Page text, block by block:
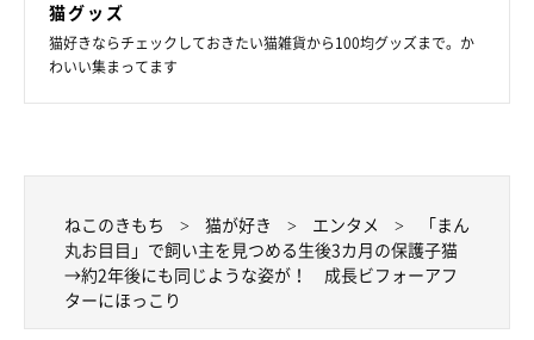
箱の中に入っているレオナルドくん
飼い主さん：
「お見送り、お出迎えを必ずしてくれるし、夜寝るときは足の間
に乗ってきてくれます。また、私が体調を崩して寝込んでいると
猫グッズ
猫好きならチェックしておきたい猫雑貨から100均グッズまで。か
わいい集まってます
ねこのきもち 猫が好き エンタメ
「まん
丸お目目」で飼い主を見つめる生後3カ月の保護子猫
→約2年後にも同じような姿が！ 成長ビフォーアフ
ターにほっこり